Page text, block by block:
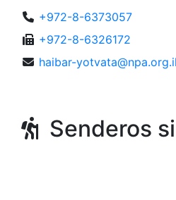
+972-8-6373057
+972-8-6326172
haibar-yotvata@npa.org.il
Senderos